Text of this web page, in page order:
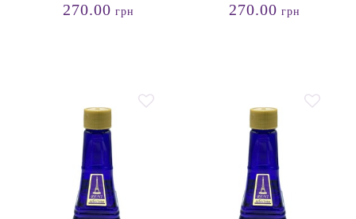
270.00 грн 270.00 грн